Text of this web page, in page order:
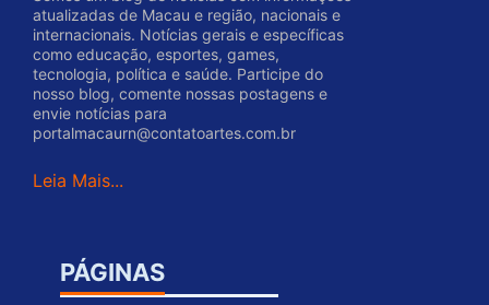
atualizadas de Macau e região, nacionais e
internacionais. Notícias gerais e específicas
como educação, esportes, games,
tecnologia, política e saúde. Participe do
nosso blog, comente nossas postagens e
envie notícias para
portalmacaurn@contatoartes.com.br
Leia Mais...
PÁGINAS